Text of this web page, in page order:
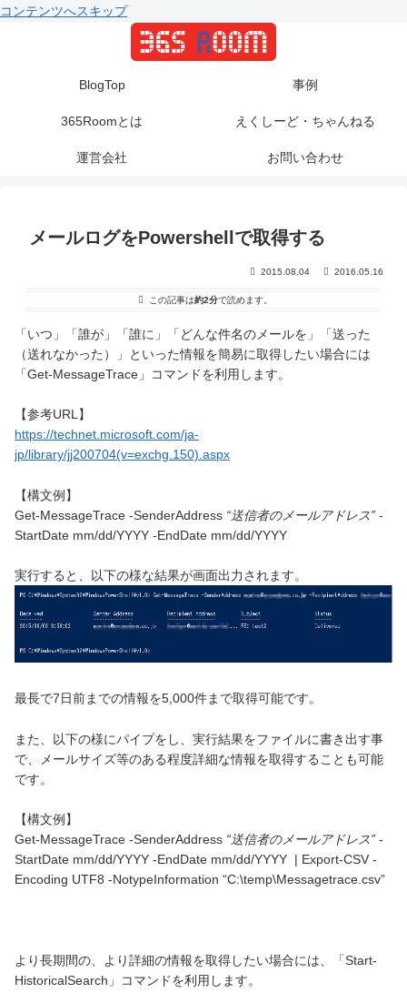
コンテンツへスキップ
BlogTop 事例
365Roomとは えくしーど・ちゃんねる
運営会社 お問い合わせ
メールログをPowershellで取得する
2015.08.04 2016.05.16
この記事は約2分で読めます。
「いつ」「誰が」「誰に」「どんな件名のメールを」「送った
（送れなかった）」といった情報を簡易に取得したい場合には
「Get-MessageTrace」コマンドを利用します。
【参考URL】
https://technet.microsoft.com/ja-
jp/library/jj200704(v=exchg.150).aspx
【構文例】
Get-MessageTrace -SenderAddress “送信者のメールアドレス” -
StartDate mm/dd/YYYY -EndDate mm/dd/YYYY
実行すると、以下の様な結果が画面出力されます。
最長で7日前までの情報を5,000件まで取得可能です。
また、以下の様にパイプをし、実行結果をファイルに書き出す事
で、メールサイズ等のある程度詳細な情報を取得することも可能
です。
【構文例】
Get-MessageTrace -SenderAddress “送信者のメールアドレス” -
StartDate mm/dd/YYYY -EndDate mm/dd/YYYY | Export-CSV -
Encoding UTF8 -NotypeInformation “C:\temp\Messagetrace.csv”
より長期間の、より詳細の情報を取得したい場合には、「Start-
HistoricalSearch」コマンドを利用します。